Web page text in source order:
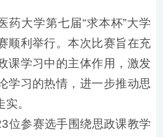
药大学第七届“求本杯”大学
顺利举行。本次比赛旨在充
课学习中的主体作用，激发
学习的热情，进一步推动思
。
位参赛选手围绕思政课教学